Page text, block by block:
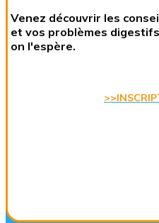
Venez découvrir les
et vos problèmes
on l'espère.